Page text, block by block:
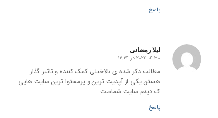
پاسخ
لیلا رمضانی
گفته:
2022-04-30 در 12:24
مطالب ذکر شده ی بالاخیلی کمک کننده و تاثیر گذار
هستن یکی از آپدیت ترین و پرمحتوا ترین سایت هایی
ک دیدم سایت شماست
پاسخ